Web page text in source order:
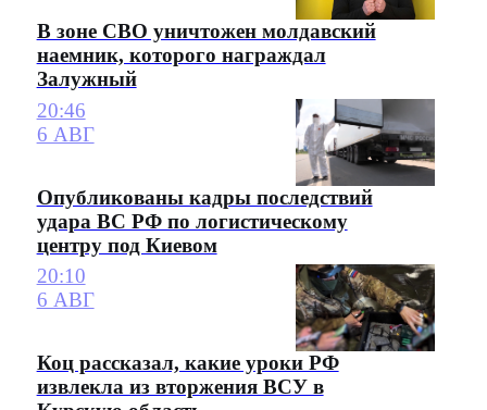
В зоне СВО уничтожен молдавский
наемник, которого награждал
Залужный
20:46
6 АВГ
Опубликованы кадры последствий
удара ВС РФ по логистическому
центру под Киевом
20:10
6 АВГ
Коц рассказал, какие уроки РФ
извлекла из вторжения ВСУ в